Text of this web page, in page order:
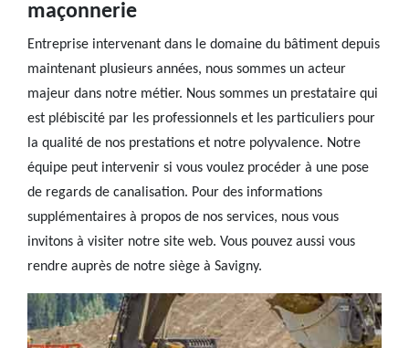
maçonnerie
Entreprise intervenant dans le domaine du bâtiment depuis
maintenant plusieurs années, nous sommes un acteur
majeur dans notre métier. Nous sommes un prestataire qui
est plébiscité par les professionnels et les particuliers pour
la qualité de nos prestations et notre polyvalence. Notre
équipe peut intervenir si vous voulez procéder à une pose
de regards de canalisation. Pour des informations
supplémentaires à propos de nos services, nous vous
invitons à visiter notre site web. Vous pouvez aussi vous
rendre auprès de notre siège à Savigny.